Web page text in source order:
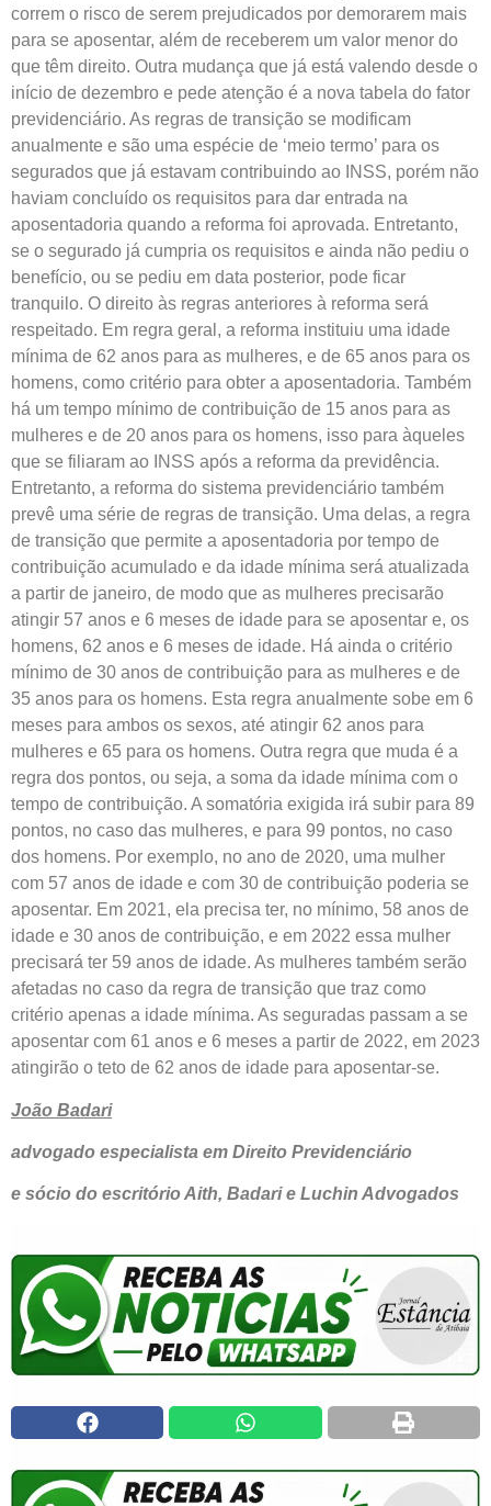
correm o risco de serem prejudicados por demorarem mais
para se aposentar, além de receberem um valor menor do
que têm direito. Outra mudança que já está valendo desde o
início de dezembro e pede atenção é a nova tabela do fator
previdenciário. As regras de transição se modificam
anualmente e são uma espécie de ‘meio termo’ para os
segurados que já estavam contribuindo ao INSS, porém não
haviam concluído os requisitos para dar entrada na
aposentadoria quando a reforma foi aprovada. Entretanto,
se o segurado já cumpria os requisitos e ainda não pediu o
benefício, ou se pediu em data posterior, pode ficar
tranquilo. O direito às regras anteriores à reforma será
respeitado. Em regra geral, a reforma instituiu uma idade
mínima de 62 anos para as mulheres, e de 65 anos para os
homens, como critério para obter a aposentadoria. Também
há um tempo mínimo de contribuição de 15 anos para as
mulheres e de 20 anos para os homens, isso para àqueles
que se filiaram ao INSS após a reforma da previdência.
Entretanto, a reforma do sistema previdenciário também
prevê uma série de regras de transição. Uma delas, a regra
de transição que permite a aposentadoria por tempo de
contribuição acumulado e da idade mínima será atualizada
a partir de janeiro, de modo que as mulheres precisarão
atingir 57 anos e 6 meses de idade para se aposentar e, os
homens, 62 anos e 6 meses de idade. Há ainda o critério
mínimo de 30 anos de contribuição para as mulheres e de
35 anos para os homens. Esta regra anualmente sobe em 6
meses para ambos os sexos, até atingir 62 anos para
mulheres e 65 para os homens. Outra regra que muda é a
regra dos pontos, ou seja, a soma da idade mínima com o
tempo de contribuição. A somatória exigida irá subir para 89
pontos, no caso das mulheres, e para 99 pontos, no caso
dos homens. Por exemplo, no ano de 2020, uma mulher
com 57 anos de idade e com 30 de contribuição poderia se
aposentar. Em 2021, ela precisa ter, no mínimo, 58 anos de
idade e 30 anos de contribuição, e em 2022 essa mulher
precisará ter 59 anos de idade. As mulheres também serão
afetadas no caso da regra de transição que traz como
critério apenas a idade mínima. As seguradas passam a se
aposentar com 61 anos e 6 meses a partir de 2022, em 2023
atingirão o teto de 62 anos de idade para aposentar-se.
João Badari
advogado especialista em Direito Previdenciário
e sócio do escritório Aith, Badari e Luchin Advogados